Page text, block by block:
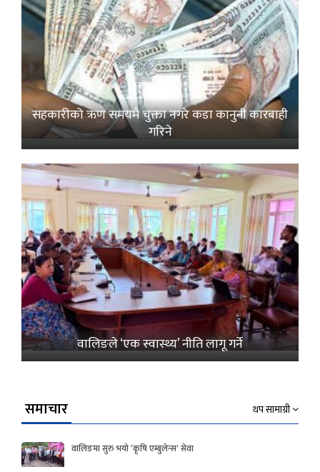
सहकारीको ऋण समयमै चुक्ता नगरे कडा कानुनी कारबाही
गरिने
वालिङले ‘एक स्वास्थ्य’ नीति लागू गर्ने
समाचार थप सामाग्री
वालिङमा सुरु भयो ‘कृषि एम्बुलेन्स’ सेवा